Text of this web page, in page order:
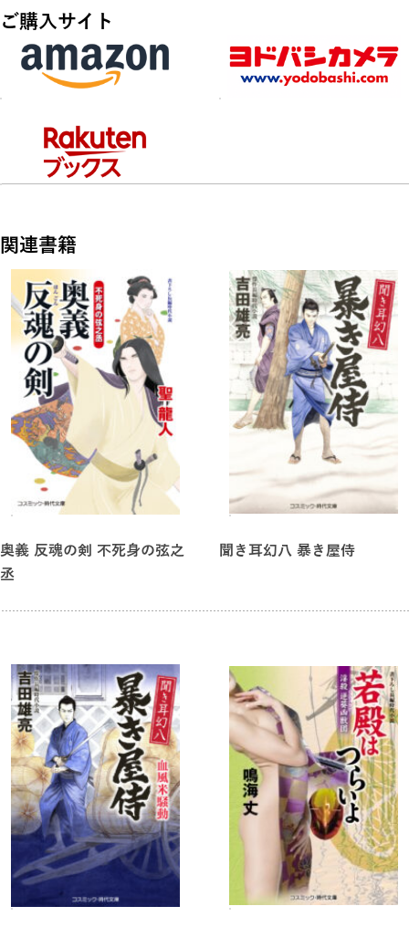
伊十郎はその絵を目にして息を呑む。懇意にしている音曲の師
匠・おふじに似ていたからだ。
やはりお前が犯人か──。己も周りも疑惑だらけ。五里霧中の
ご購入サイト
関連書籍
奥義 反魂の剣 不死身の弦之
丞
聞き耳幻八 暴き屋侍